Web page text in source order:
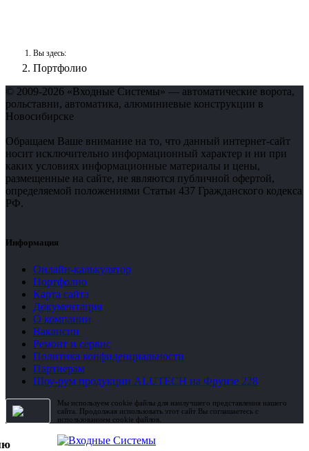
Вы здесь:
Портфолио
© 2009-2026 «Входные Системы» — автоматические ворота,
рольставни, автоматика, алюминиевые конструкции в
Новосибирске
Обращаем Ваше внимание на то, что данный интернет-сайт
носит исключительно информационный характер и ни при
каких условиях информационные материалы и цены,
размещенные на сайте, не являются публичной офертой,
определяемой положениями Статьи 437 Гражданского кодекса
РФ.
Информация
Онлайн-калькулятор
Портфолио
Карта сайта
Документация
О компании
Вакансии
Ремонт и сервис
Политика конфиденциальности
Партнерам
Шоу-рум продукции ALUTECH на Фрунзе 228
Мы используем cookie файлы для наилучшего представления нашего
сайта. Продолжая использовать этот сайт Вы соглашаетесь с
использованием cookie файлов.